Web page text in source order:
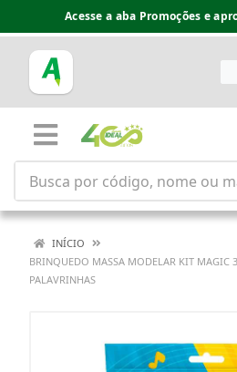
Acesse a aba Promoções e
INÍCIO
BRINQUEDO MASSA MODELAR KIT MAGIC 3
PALAVRINHAS